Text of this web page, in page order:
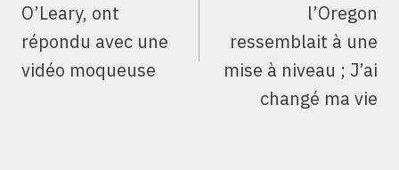
O’Leary, ont
répondu avec une
vidéo moqueuse
l’Oregon
ressemblait à une
mise à niveau ; J’ai
changé ma vie